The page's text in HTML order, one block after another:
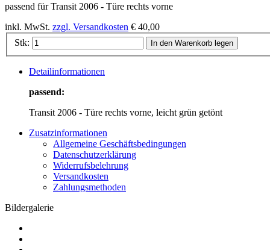
passend für Transit 2006 - Türe rechts vorne
inkl. MwSt. zzgl. Versandkosten € 40,00
Stk:
In den Warenkorb legen
Detailinformationen
passend:
Transit 2006 - Türe rechts vorne, leicht grün getönt
Zusatzinformationen
Allgemeine Geschäftsbedingungen
Datenschutzerklärung
Widerrufsbelehrung
Versandkosten
Zahlungsmethoden
Bildergalerie